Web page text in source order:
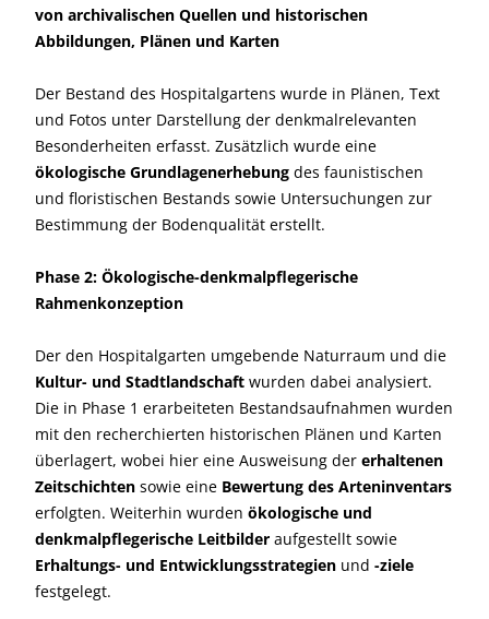
von archivalischen Quellen und historischen
Abbildungen, Plänen und Karten
Der Bestand des Hospitalgartens wurde in Plänen, Text
und Fotos unter Darstellung der denkmalrelevanten
Besonderheiten erfasst. Zusätzlich wurde eine
ökologische Grundlagenerhebung des faunistischen
und floristischen Bestands sowie Untersuchungen zur
Bestimmung der Bodenqualität erstellt.
Phase 2: Ökologische-denkmalpflegerische
Rahmenkonzeption
Der den Hospitalgarten umgebende Naturraum und die
Kultur- und Stadtlandschaft wurden dabei analysiert.
Die in Phase 1 erarbeiteten Bestandsaufnahmen wurden
mit den recherchierten historischen Plänen und Karten
überlagert, wobei hier eine Ausweisung der erhaltenen
Zeitschichten sowie eine Bewertung des Arteninventars
erfolgten. Weiterhin wurden ökologische und
denkmalpflegerische Leitbilder aufgestellt sowie
Erhaltungs- und Entwicklungsstrategien und -ziele
festgelegt.